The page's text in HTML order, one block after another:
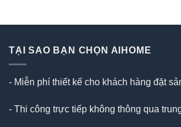
TẠI SAO BẠN CHỌN AIHOME
- Miễn phí thiết kế cho khách hàng đặt
- Thi công trực tiếp không thông qua